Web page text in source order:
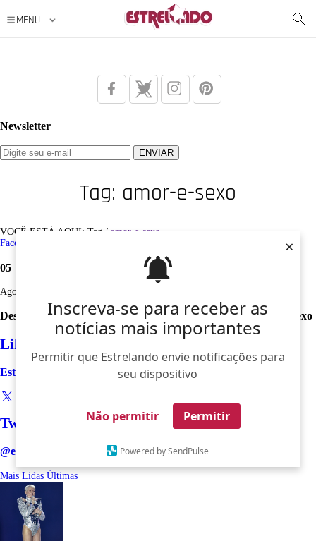
Inscreva-se para receber as
notícias mais importantes
Permitir que Estrelando envie notificações para
seu dispositivo
Não permitir Permitir
Powered by SendPulse
×
Newsletter
Tag: amor-e-sexo
VOCÊ ESTÁ AQUI: Tag / amor-e-sexo
Facebook
05
Ago
Desculpe, não foi encontrado nenhum registro sobre: amor-e-sexo
Like
Estrelando
Twitter
@estrelando
Mais Lidas Últimas